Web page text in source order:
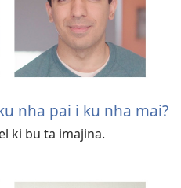
nha pai i ku nha mai?
ki bu ta imajina.